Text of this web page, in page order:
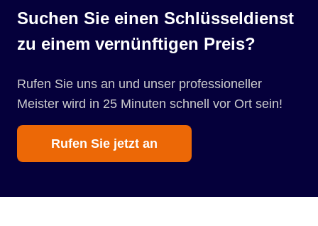
Suchen Sie einen Schlüsseldienst
zu einem vernünftigen Preis?
Rufen Sie uns an und unser professioneller
Meister wird in 25 Minuten schnell vor Ort sein!
Rufen Sie jetzt an